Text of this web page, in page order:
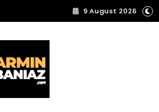
9 August 2026